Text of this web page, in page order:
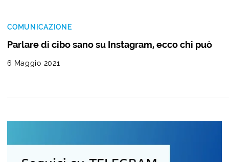
COMUNICAZIONE
Parlare di cibo sano su Instagram, ecco chi può
6 Maggio 2021